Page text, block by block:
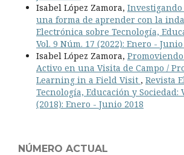
Isabel López Zamora, Investigando
una forma de aprender con la
Electrónica sobre Tecnología,
Vol. 9 Núm. 17 (2022): Enero - Junio
Isabel López Zamora,
Activo en una Visita de Campo /
Learning in a Field Visit , Revista
Tecnología, Educación y Sociedad:
(2018): Enero - Junio 2018
NÚMERO ACTUAL